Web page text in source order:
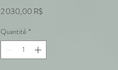
2 030,00 R$
Quantité *